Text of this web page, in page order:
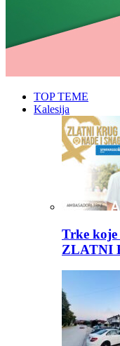
TOP TEME
Kalesija
Trke koje
ZLATNI